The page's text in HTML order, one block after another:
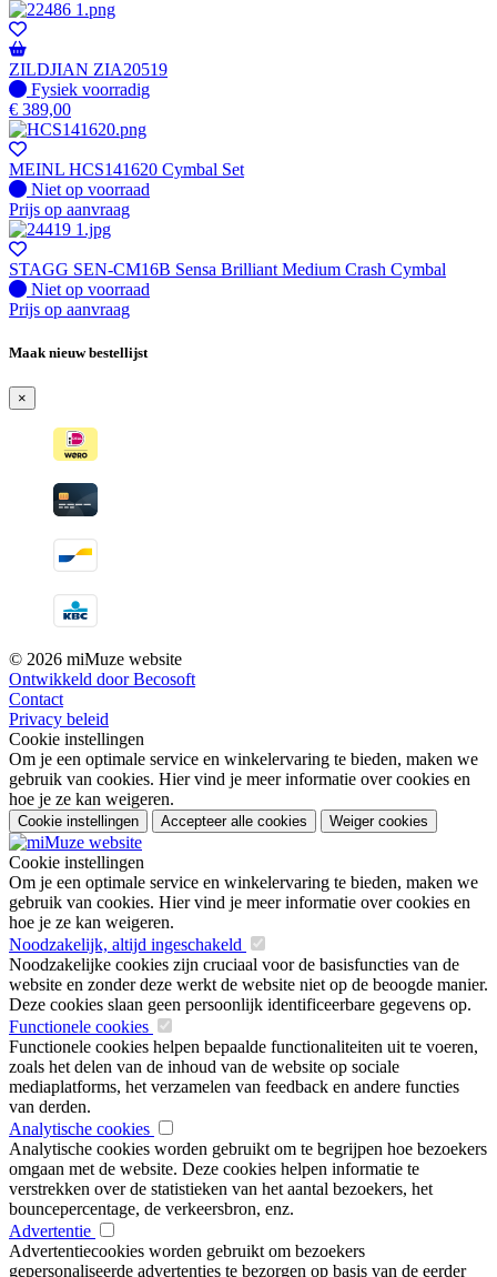
ZILDJIAN ZIA20519
Fysiek voorradig
Fysiek voorradig
€ 389,00
MEINL HCS141620 Cymbal Set
Fysiek voorradig
Niet op voorraad
Prijs op aanvraag
STAGG SEN-CM16B Sensa Brilliant Medium Crash Cymbal
Fysiek voorradig
Niet op voorraad
Prijs op aanvraag
Maak nieuw bestellijst
×
© 2026 miMuze website
Ontwikkeld door Becosoft
Contact
Privacy beleid
Cookie instellingen
Om je een optimale service en winkelervaring te bieden, maken we
gebruik van cookies. Hier vind je meer informatie over cookies en
hoe je ze kan weigeren.
Cookie instellingen Accepteer alle cookies Weiger cookies
Cookie instellingen
Om je een optimale service en winkelervaring te bieden, maken we
gebruik van cookies. Hier vind je meer informatie over cookies en
hoe je ze kan weigeren.
Noodzakelijk, altijd ingeschakeld
Noodzakelijke cookies zijn cruciaal voor de basisfuncties van de
website en zonder deze werkt de website niet op de beoogde manier.
Deze cookies slaan geen persoonlijk identificeerbare gegevens op.
Functionele cookies
Functionele cookies helpen bepaalde functionaliteiten uit te voeren,
zoals het delen van de inhoud van de website op sociale
mediaplatforms, het verzamelen van feedback en andere functies
van derden.
Analytische cookies
Analytische cookies worden gebruikt om te begrijpen hoe bezoekers
omgaan met de website. Deze cookies helpen informatie te
verstrekken over de statistieken van het aantal bezoekers, het
bouncepercentage, de verkeersbron, enz.
Advertentie
Advertentiecookies worden gebruikt om bezoekers
gepersonaliseerde advertenties te bezorgen op basis van de eerder